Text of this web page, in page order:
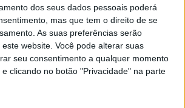
dos seus dados pessoais poderá
mas que tem o direito de se
As suas preferências serão
website. Você pode alterar suas
seu consentimento a qualquer momento
clicando no botão "Privacidade" na parte
prevê uma nova plataforma digital
Oliveira de Azeméis, com novo site
online, diretório de serviços,
e um ano de suporte.